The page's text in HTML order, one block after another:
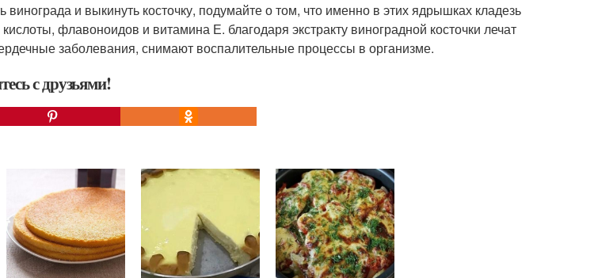
и выкинуть косточку, подумайте о том, что именно в этих ядрышках кладезь
флавоноидов и витамина Е. благодаря экстракту виноградной косточки лечат
заболевания, снимают воспалительные процессы в организме.
с друзьями!